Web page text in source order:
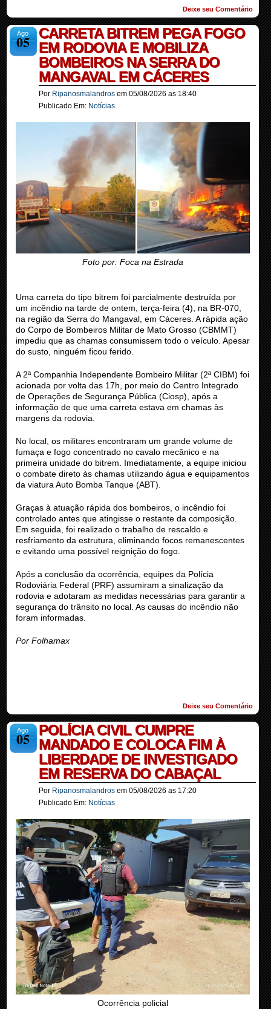
Deixe seu Comentário
Ago
05
CARRETA BITREM PEGA FOGO
EM RODOVIA E MOBILIZA
BOMBEIROS NA SERRA DO
MANGAVAL EM CÁCERES
Por Ripanosmalandros em 05/08/2026 as 18:40
Publicado Em: Notícias
Foto por: Foca na Estrada
Uma carreta do tipo bitrem foi parcialmente destruída por
um incêndio na tarde de ontem, terça-feira (4), na BR-070,
na região da Serra do Mangaval, em Cáceres. A rápida ação
do Corpo de Bombeiros Militar de Mato Grosso (CBMMT)
impediu que as chamas consumissem todo o veículo. Apesar
do susto, ninguém ficou ferido.
A 2ª Companhia Independente Bombeiro Militar (2ª CIBM) foi
acionada por volta das 17h, por meio do Centro Integrado
de Operações de Segurança Pública (Ciosp), após a
informação de que uma carreta estava em chamas às
margens da rodovia.
No local, os militares encontraram um grande volume de
fumaça e fogo concentrado no cavalo mecânico e na
primeira unidade do bitrem. Imediatamente, a equipe iniciou
o combate direto às chamas utilizando água e equipamentos
da viatura Auto Bomba Tanque (ABT).
Graças à atuação rápida dos bombeiros, o incêndio foi
controlado antes que atingisse o restante da composição.
Em seguida, foi realizado o trabalho de rescaldo e
resfriamento da estrutura, eliminando focos remanescentes
e evitando uma possível reignição do fogo.
Após a conclusão da ocorrência, equipes da Polícia
Rodoviária Federal (PRF) assumiram a sinalização da
rodovia e adotaram as medidas necessárias para garantir a
segurança do trânsito no local. As causas do incêndio não
foram informadas.
Por Folhamax
Deixe seu Comentário
Ago
05
POLÍCIA CIVIL CUMPRE
MANDADO E COLOCA FIM À
LIBERDADE DE INVESTIGADO
EM RESERVA DO CABAÇAL
Por Ripanosmalandros em 05/08/2026 as 17:20
Publicado Em: Notícias
Ocorrência policial